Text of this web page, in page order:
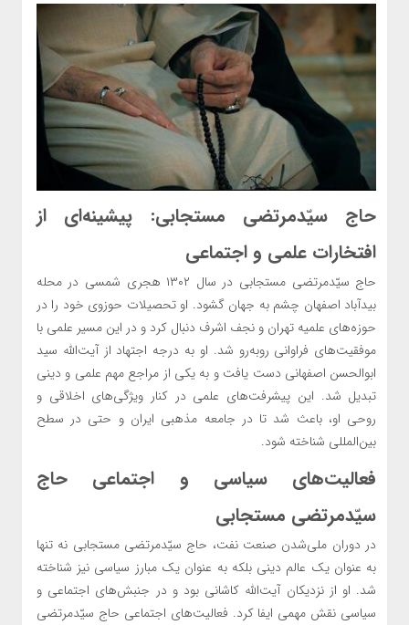
حاج سیّدمرتضی مستجابی: پیشینه‌ای از
افتخارات علمی و اجتماعی
حاج سیّدمرتضی مستجابی در سال ۱۳۰۲ هجری شمسی در محله
بیدآباد اصفهان چشم به جهان گشود. او تحصیلات حوزوی خود را در
حوزه‌های علمیه تهران و نجف اشرف دنبال کرد و در این مسیر علمی با
موفقیت‌های فراوانی روبه‌رو شد. او به درجه اجتهاد از آیت‌الله سید
ابوالحسن اصفهانی دست یافت و به یکی از مراجع مهم علمی و دینی
تبدیل شد. این پیشرفت‌های علمی در کنار ویژگی‌های اخلاقی و
روحی او، باعث شد تا در جامعه مذهبی ایران و حتی در سطح
بین‌المللی شناخته شود.
فعالیت‌های سیاسی و اجتماعی حاج
سیّدمرتضی مستجابی
در دوران ملی‌شدن صنعت نفت، حاج سیّدمرتضی مستجابی نه تنها
به عنوان یک عالم دینی بلکه به عنوان یک مبارز سیاسی نیز شناخته
شد. او از نزدیکان آیت‌الله کاشانی بود و در جنبش‌های اجتماعی و
سیاسی نقش مهمی ایفا کرد. فعالیت‌های اجتماعی حاج سیّدمرتضی